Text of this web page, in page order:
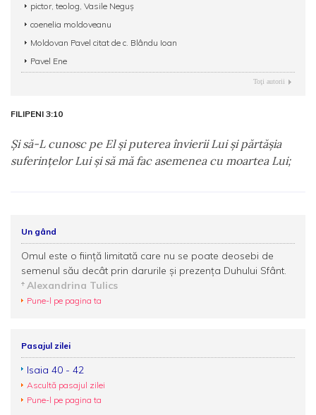
pictor, teolog, Vasile Neguș
coenelia moldoveanu
Moldovan Pavel citat de c. Blându Ioan
Pavel Ene
Toţi autorii
FILIPENI 3:10
Şi să-L cunosc pe El şi puterea învierii Lui şi părtăşia
suferinţelor Lui şi să mă fac asemenea cu moartea Lui;
Un gând
Omul este o ființă limitată care nu se poate deosebi de
semenul său decât prin darurile și prezența Duhului Sfânt.
Alexandrina Tulics
Pune-l pe pagina ta
Pasajul zilei
Isaia 40 - 42
Ascultă pasajul zilei
Pune-l pe pagina ta